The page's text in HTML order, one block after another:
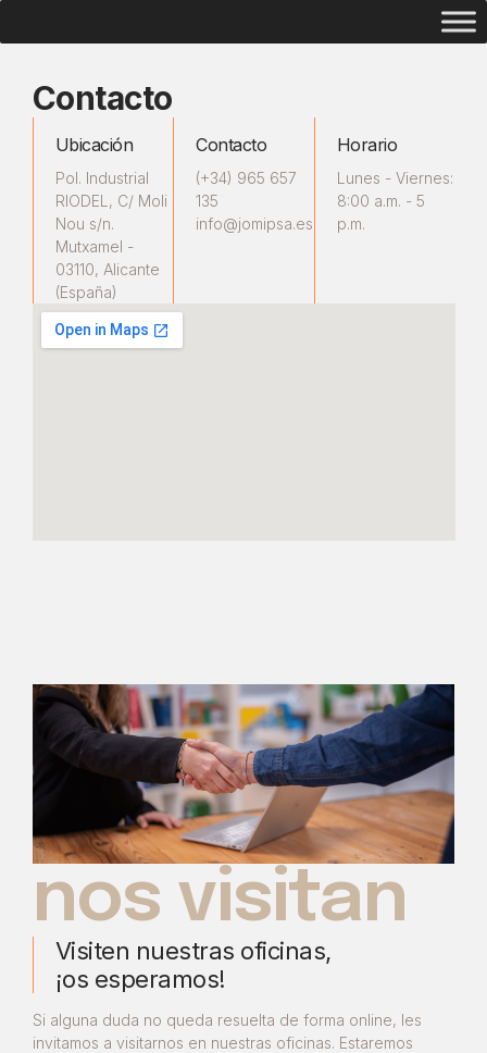
Contacto
Ubicación
Pol. Industrial
RIODEL, C/ Moli
Nou s/n.
Mutxamel -
03110, Alicante
(España)
Contacto
(+34) 965 657
135
info@jomipsa.es
Horario
Lunes - Viernes:
8:00 a.m. - 5
p.m.
nos visitan
Visiten nuestras oficinas,
¡os esperamos!
Si alguna duda no queda resuelta de forma online, les
invitamos a visitarnos en nuestras oficinas. Estaremos